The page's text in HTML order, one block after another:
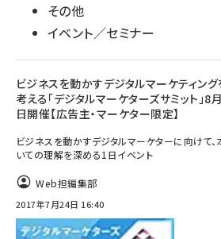
その他
イベント／セミナー
ビジネスを動かすデジタルマーケティング
考える「デジタルマーケターズサミット」8
日開催【広告主・マーケター限定】
ビジネスを動かすデジタルマーケターに向けて
いての理解を深める1日イベント
Web担編集部
2017年7月24日 16:40